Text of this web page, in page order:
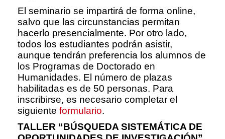
El seminario se impartirá de forma online,
salvo que las circunstancias permitan
hacerlo presencialmente. Por otro lado,
todos los estudiantes podrán asistir,
aunque tendrán preferencia los alumnos de
los Programas de Doctorado en
Humanidades. El número de plazas
habilitadas es de 50 personas. Para
inscribirse, es necesario completar el
siguiente formulario.
TALLER “BÚSQUEDA SISTEMÁTICA DE